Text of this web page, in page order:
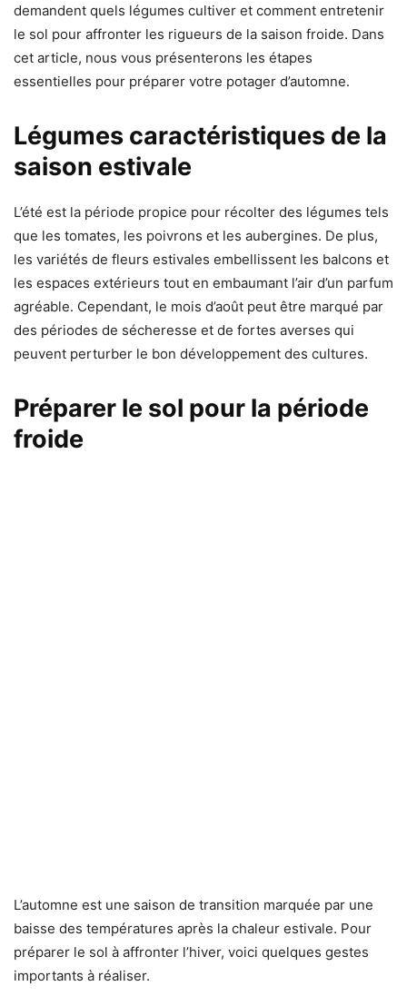
demandent quels légumes cultiver et comment entretenir
le sol pour affronter les rigueurs de la saison froide. Dans
cet article, nous vous présenterons les étapes
essentielles pour préparer votre potager d’automne.
Légumes caractéristiques de la
saison estivale
L’été est la période propice pour récolter des légumes tels
que les tomates, les poivrons et les aubergines. De plus,
les variétés de fleurs estivales embellissent les balcons et
les espaces extérieurs tout en embaumant l’air d’un parfum
agréable. Cependant, le mois d’août peut être marqué par
des périodes de sécheresse et de fortes averses qui
peuvent perturber le bon développement des cultures.
Préparer le sol pour la période
froide
L’automne est une saison de transition marquée par une
baisse des températures après la chaleur estivale. Pour
préparer le sol à affronter l’hiver, voici quelques gestes
importants à réaliser.